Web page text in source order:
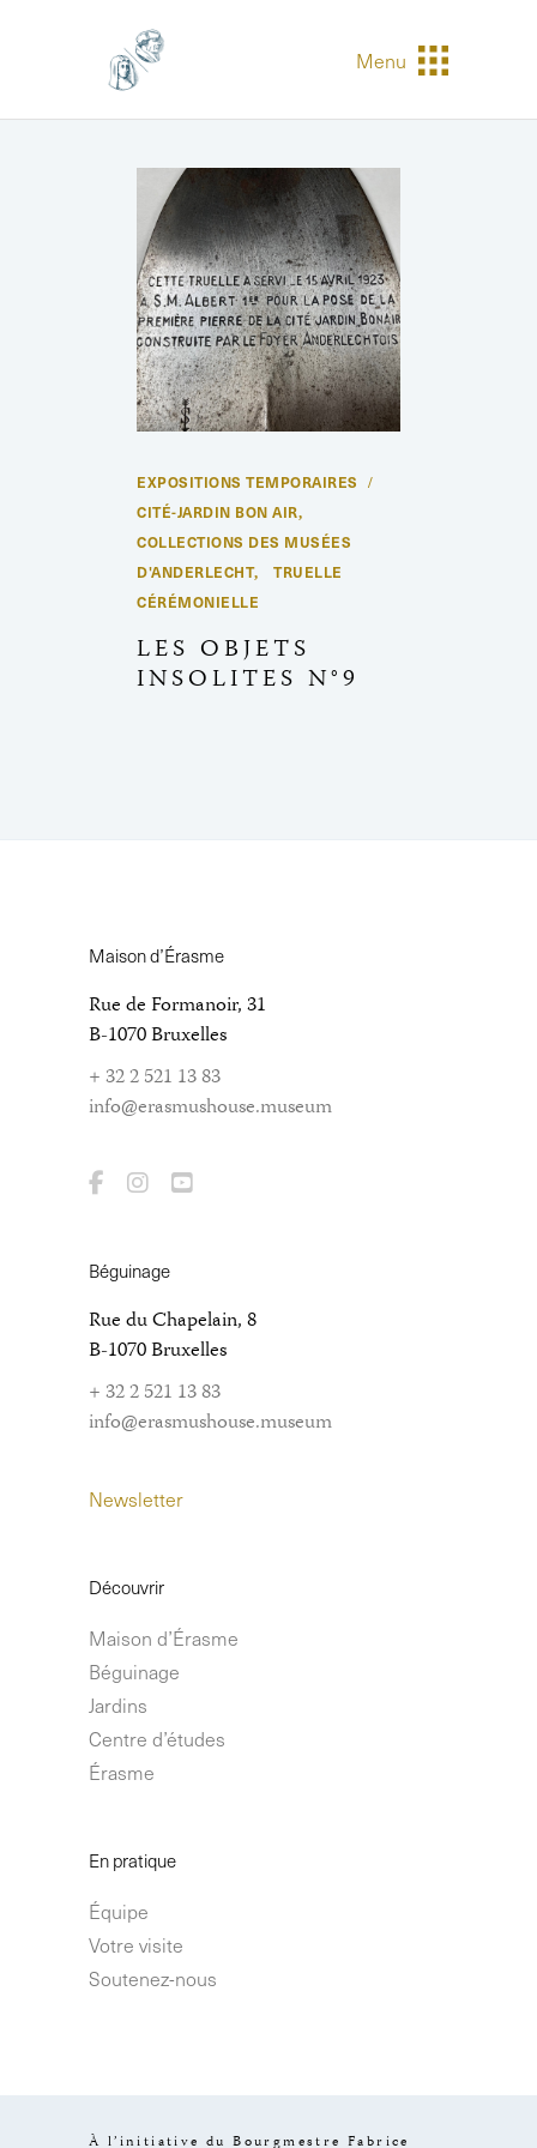
Menu
EXPOSITIONS TEMPORAIRES
CITÉ-JARDIN BON AIR,
COLLECTIONS DES MUSÉES
D'ANDERLECHT,TRUELLE
CÉRÉMONIELLE
LES OBJETS
INSOLITES N°9
Maison d’Érasme
Rue de Formanoir, 31
B-1070 Bruxelles
+ 32 2 521 13 83
info@erasmushouse.museum
Béguinage
Rue du Chapelain, 8
B-1070 Bruxelles
+ 32 2 521 13 83
info@erasmushouse.museum
Newsletter
Découvrir
Maison d’Érasme
Béguinage
Jardins
Centre d’études
Érasme
En pratique
Équipe
Votre visite
Soutenez-nous
À l’initiative du Bourgmestre Fabrice